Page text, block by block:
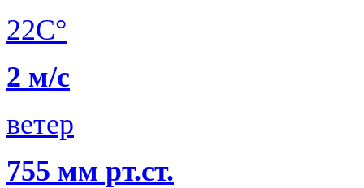
22C°
2 м/с
ветер
755 мм рт.ст.